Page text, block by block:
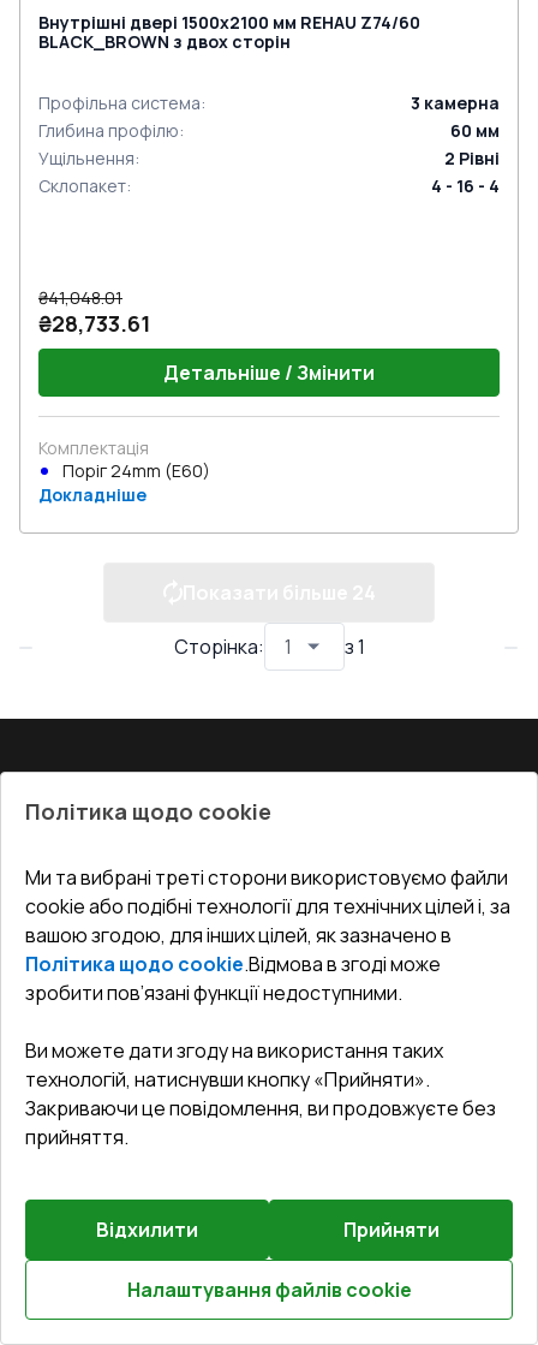
Розрахуй онлайн
Внутрішні двері 1500x2100 мм REHAU Z74/60
BLACK_BROWN з двох сторін
Профільна система: 3 камерна
Глибина профілю: 60 мм
Ущільнення: 2 Рівні
Склопакет: 4 - 16 - 4
₴41,048.01
₴28,733.61
Детальніше / Змінити
Комплектація
Поріг 24mm (E60)
Докладніше
Сторінка: з1
Двері
Балкони
Тераси
ПОКУПЦЯМ:
Про нас
Акції
Блог
Як правильно заміряти вікна
СЕРВІС ТА ОБЛУГОВУВАННЯ:
Доставка і Оплата
Повернення товару
Договір публічної оферти
Співпраця з нами
Офіс:Україна, м. Вінниця, вул. Келецька 60 кв. 61
undefined(undefined)
Політика щодо cookie
Ми та вибрані треті сторони використовуємо файли
cookie або подібні технології для технічних цілей і, за
вашою згодою, для інших цілей, як зазначено в
Політика щодо cookie.Відмова в згоді може
зробити пов’язані функції недоступними.
Ви можете дати згоду на використання таких
технологій, натиснувши кнопку «Прийняти».
Закриваючи це повідомлення, ви продовжуєте без
прийняття.
Відхилити Прийняти
Налаштування файлів cookie